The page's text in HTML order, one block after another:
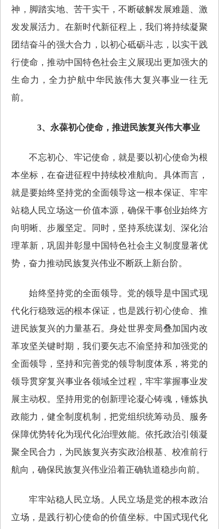
神，脚踏实地、苦干实干，不断破解发展难题、激
发发展活力。在新时代新征程上，我们将持续凝聚
团结奋斗的强大合力，以初心砥砺斗志，以实干践
行使命，推动中国特色社会主义展现出更加强大的
生命力，全力护航中华民族伟大复兴事业一往无
前。
3、永葆初心使命，推进民族复兴伟大事业
不忘初心、牢记使命，就是要以初心使命为根
本坐标，在奋进征程中持续校准航向。具体而言，
就是要始终坚持党的全面领导这一根本保证、牢牢
站稳人民立场这一价值本源，确保干事创业始终方
向明晰、步履坚定。同时，坚持系统谋划、深化治
理革新，巩固并彰显中国特色社会主义制度显著优
势，奋力推动民族复兴伟业不断跃上新台阶。
始终坚持党的全面领导。党的领导是中国式现
代化行稳致远的根本保证，也是践行初心使命、推
进民族复兴的力量基石。身处世界变局叠加国内改
革攻坚关键时期，我们要矢志不渝坚持和加强党的
全面领导，坚持和完善党的领导制度体系，将党的
领导贯穿复兴事业各领域全过程，牢牢掌握事业发
展主动权。坚持用党的创新理论凝心铸魂，锤炼执
政能力，健全制度机制，把党组织统筹动员、服务
保障优势转化为现代化治理效能。依托政治引领凝
聚全民合力，为民族复兴夯实政治根基、校准前行
航向，确保民族复兴伟业沿着正确轨道稳步向前。
牢牢站稳人民立场。人民立场是党的根本政治
立场，是践行初心使命的价值坐标。中国式现代化